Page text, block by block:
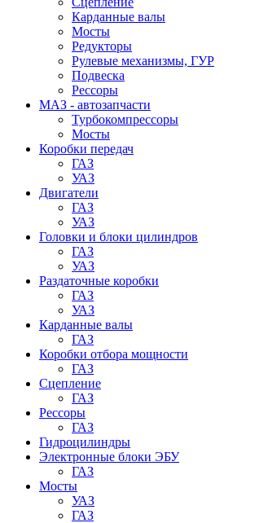
Карданные валы
Мосты
Редукторы
Рулевые механизмы, ГУР
Подвеска
Рессоры
МАЗ - автозапчасти
Турбокомпрессоры
Мосты
Коробки передач
ГАЗ
УАЗ
Двигатели
ГАЗ
УАЗ
Головки и блоки цилиндров
ГАЗ
УАЗ
Раздаточные коробки
ГАЗ
УАЗ
Карданные валы
ГАЗ
Коробки отбора мощности
ГАЗ
Сцепление
ГАЗ
Рессоры
ГАЗ
Гидроцилиндры
Электронные блоки ЭБУ
ГАЗ
Мосты
УАЗ
ГАЗ